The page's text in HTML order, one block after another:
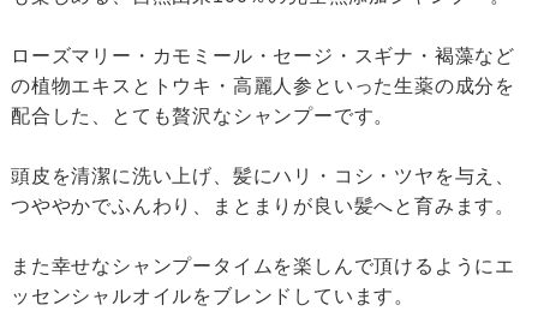
ローズマリー・カモミール・セージ・スギナ・褐藻など
の植物エキスとトウキ・高麗人参といった生薬の成分を
配合した、とても贅沢なシャンプーです。
頭皮を清潔に洗い上げ、髪にハリ・コシ・ツヤを与え、
つややかでふんわり、まとまりが良い髪へと育みます。
また幸せなシャンプータイムを楽しんで頂けるようにエ
ッセンシャルオイルをブレンドしています。